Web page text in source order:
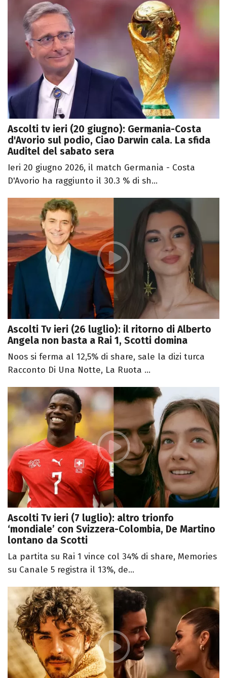
Ascolti tv ieri (20 giugno): Germania-Costa
d'Avorio sul podio, Ciao Darwin cala. La sfida
Auditel del sabato sera
Ieri 20 giugno 2026, il match Germania - Costa
D'Avorio ha raggiunto il 30.3 % di sh...
Ascolti Tv ieri (26 luglio): il ritorno di Alberto
Angela non basta a Rai 1, Scotti domina
Noos si ferma al 12,5% di share, sale la dizi turca
Racconto Di Una Notte, La Ruota ...
Ascolti Tv ieri (7 luglio): altro trionfo
‘mondiale’ con Svizzera-Colombia, De Martino
lontano da Scotti
La partita su Rai 1 vince col 34% di share, Memories
su Canale 5 registra il 13%, de...